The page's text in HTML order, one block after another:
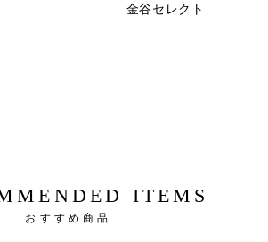
金谷セレクト
ITEMS
おすすめ商品